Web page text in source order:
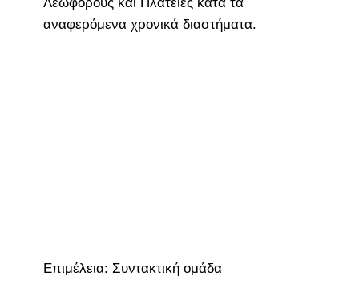
αναφερόμενα χρονικά διαστήματα.
Επιμέλεια: Συντακτική ομάδα